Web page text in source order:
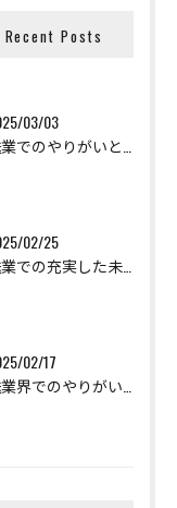
Recent Posts
03/03
02/25
02/17